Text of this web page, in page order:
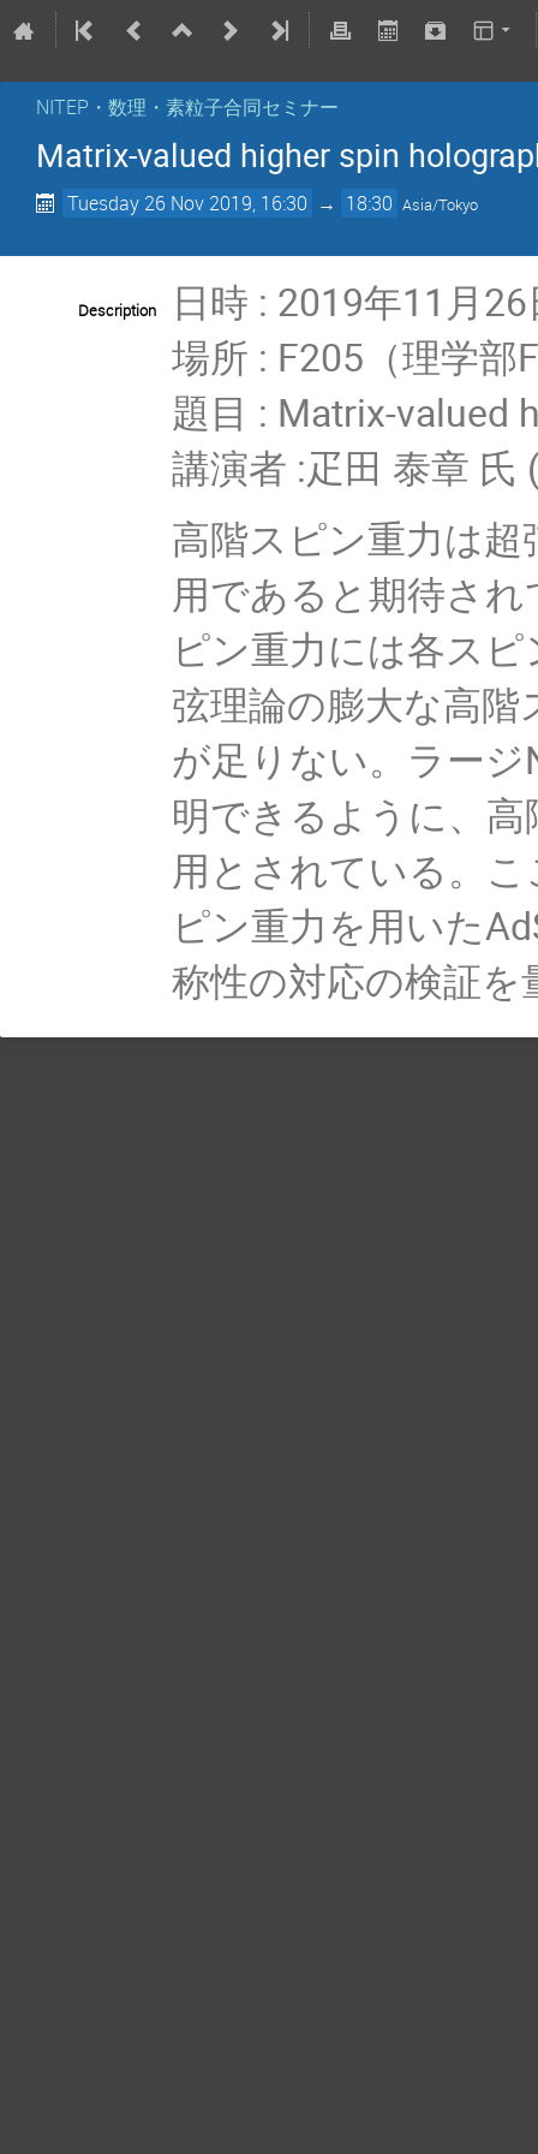
NITEP・数理・素粒子合同セミナー
Matrix-valued higher spin
Tuesday 26 Nov 2019, 16:30 → 18:30 Asia/Tokyo
Description
日時 : 2019年11月
場所 : F205（理学部
題目 : Matrix-valued
講演者 :疋田 泰章 氏
高階スピン重力は
用であると期待さ
ピン重力には各ス
弦理論の膨大な高
が足りない。ラー
明できるように、
用とされている。
ピン重力を用いた
称性の対応の検証